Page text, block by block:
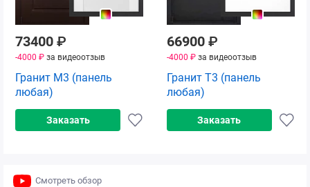
73400 ₽
-4000 ₽ за видеоотзыв
Гранит М3 (панель
любая)
Заказать
66900 ₽
-4000 ₽ за видеоотзыв
Гранит Т3 (панель
любая)
Заказать
Смотреть обзор